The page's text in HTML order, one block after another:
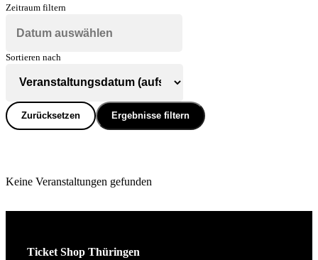
Zeitraum filtern
Sortieren nach
Zurücksetzen Ergebnisse filtern
Keine Veranstaltungen gefunden
Ticket Shop Thüringen